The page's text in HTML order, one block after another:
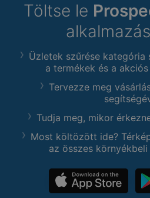
Töltse le
Üzletek szűrése kategória
a termékek és a
Tervezze meg
Tudja meg, mikor
Most költözött ide?
az összes